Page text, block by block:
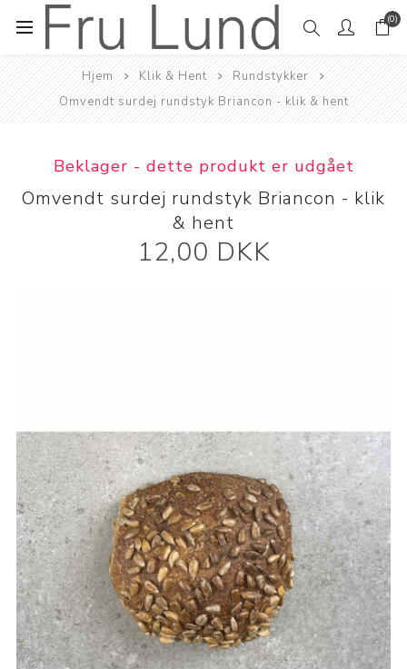
(0)
Hjem Klik & Hent
Rundstykker
Omvendt surdej rundstyk Briancon - klik & hent
Beklager - dette produkt er udgået
Omvendt surdej rundstyk Briancon - klik
& hent
12,00 DKK